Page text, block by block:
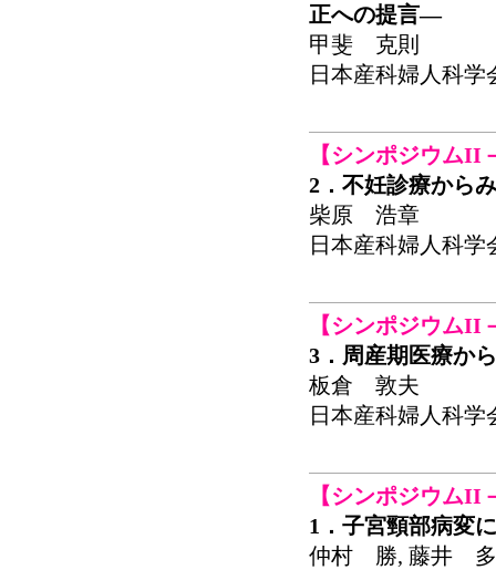
正への提言―
甲斐 克則
日本産科婦人科学
【シンポジウムII
2．不妊診療から
柴原 浩章
日本産科婦人科学
【シンポジウムII
3．周産期医療か
板倉 敦夫
日本産科婦人科学
【シンポジウムII
1．子宮頸部病変
仲村 勝, 藤井